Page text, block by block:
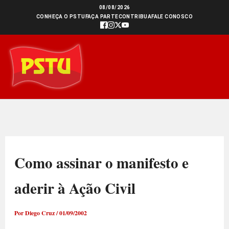
conteúdo
08/08/2026
CONHEÇA O PSTU FAÇA PARTECONTRIBUAFALE CONOSCO
Como assinar o manifesto e
aderir à Ação Civil
PorDiego Cruz/01/09/2002